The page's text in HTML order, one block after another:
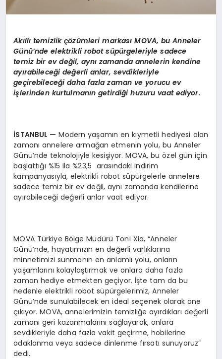
Akıllıtemizlikçözümleri markasıMOVA, bu Anneler
Günü’nde elektrikli robot süpürgeleriyle sadece
temiz bir ev değil, aynı zamanda annelerin kendine
ayırabileceği değerli anlar, sevdikleriyle
geçirebileceği daha fazla zaman ve yorucu ev
işlerinden kurtulmanın getirdiği huzuru vaat ediyor.
İSTANBUL — Modern yaşamın en kıymetli hediyesi olan
zamanı annelere armağan etmenin yolu, bu Anneler
Günü’nde teknolojiyle kesişiyor. MOVA, bu özel gün için
başlattığı %15 ila %23,5 arasındaki indirim
kampanyasıyla, elektrikli robot süpürgelerle annelere
sadece temiz bir ev değil, aynı zamanda kendilerine
ayırabileceği değerli anlar vaat ediyor.
MOVA Türkiye Bölge Müdürü Toni Xia, “Anneler
Günü’nde, hayatımızın en değerli varlıklarına
minnetimizi sunmanın en anlamlı yolu, onların
yaşamlarını kolaylaştırmak ve onlara daha fazla
zaman hediye etmekten geçiyor. İşte tam da bu
nedenle elektrikli robot süpürgelerimiz, Anneler
Günü’nde sunulabilecek en ideal seçenek olarak öne
çıkıyor. MOVA, annelerimizin temizliğe ayırdıkları değerli
zamanı geri kazanmalarını sağlayarak, onlara
sevdikleriyle daha fazla vakit geçirme, hobilerine
odaklanma veya sadece dinlenme fırsatı sunuyoruz”
dedi.